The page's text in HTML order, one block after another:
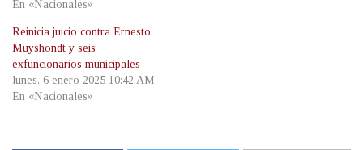
En «Nacionales»
Reinicia juicio contra Ernesto
Muyshondt y seis
exfuncionarios municipales
lunes, 6 enero 2025 10:42 AM
En «Nacionales»